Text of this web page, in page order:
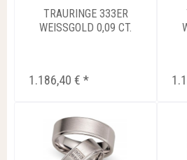
TRAURINGE 333ER
WEISSGOLD 0,09 CT.
1.186,40 € *